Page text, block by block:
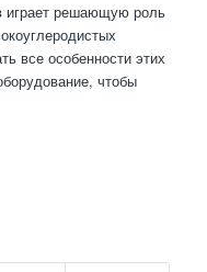
играет решающую роль
все особенности этих
чтобы